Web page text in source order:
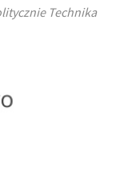
Technika